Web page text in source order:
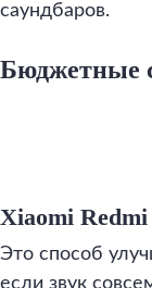
саундбаров.
Бюджетные
Xiaomi
Это способ
если звук